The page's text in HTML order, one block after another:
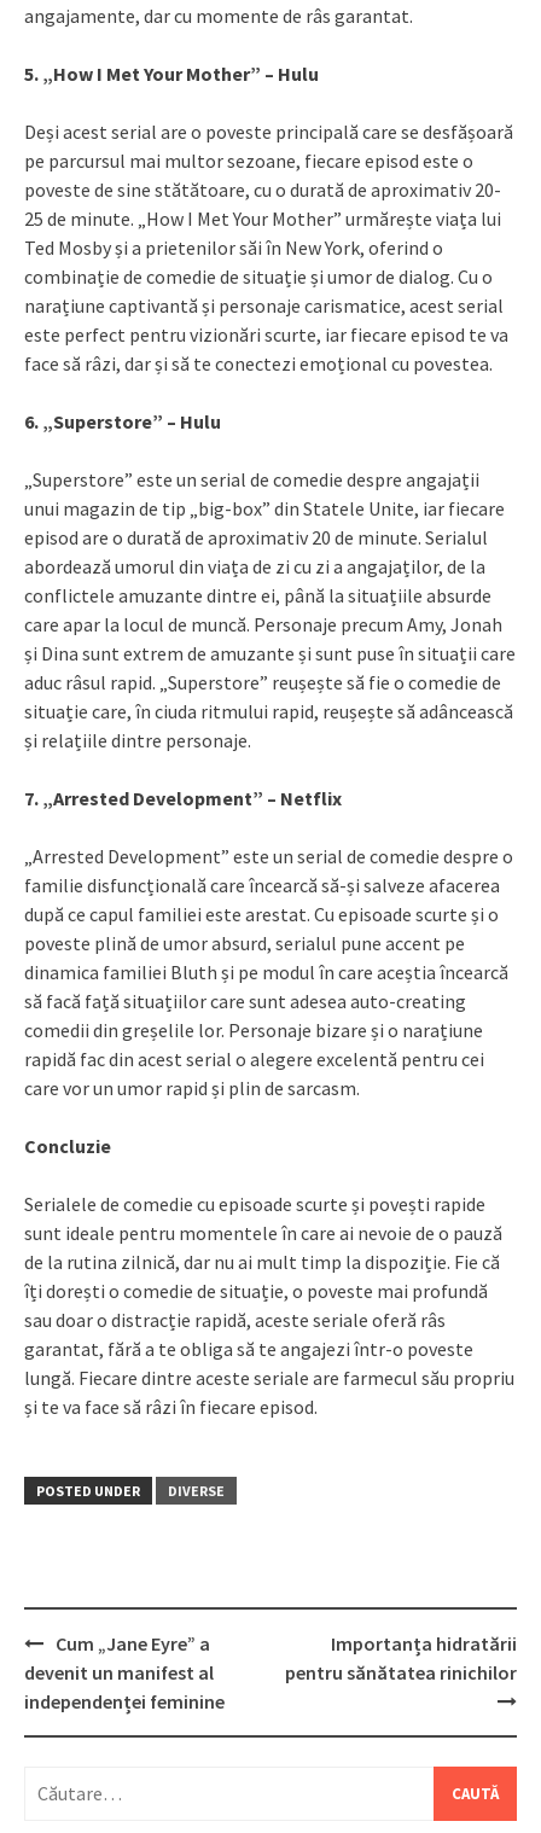
angajamente, dar cu momente de râs garantat.
5. „How I Met Your Mother” – Hulu
Deși acest serial are o poveste principală care se desfășoară
pe parcursul mai multor sezoane, fiecare episod este o
poveste de sine stătătoare, cu o durată de aproximativ 20-
25 de minute. „How I Met Your Mother” urmărește viața lui
Ted Mosby și a prietenilor săi în New York, oferind o
combinație de comedie de situație și umor de dialog. Cu o
narațiune captivantă și personaje carismatice, acest serial
este perfect pentru vizionări scurte, iar fiecare episod te va
face să râzi, dar și să te conectezi emoțional cu povestea.
6. „Superstore” – Hulu
„Superstore” este un serial de comedie despre angajații
unui magazin de tip „big-box” din Statele Unite, iar fiecare
episod are o durată de aproximativ 20 de minute. Serialul
abordează umorul din viața de zi cu zi a angajaților, de la
conflictele amuzante dintre ei, până la situațiile absurde
care apar la locul de muncă. Personaje precum Amy, Jonah
și Dina sunt extrem de amuzante și sunt puse în situații care
aduc râsul rapid. „Superstore” reușește să fie o comedie de
situație care, în ciuda ritmului rapid, reușește să adâncească
și relațiile dintre personaje.
7. „Arrested Development” – Netflix
„Arrested Development” este un serial de comedie despre o
familie disfuncțională care încearcă să-și salveze afacerea
după ce capul familiei este arestat. Cu episoade scurte și o
poveste plină de umor absurd, serialul pune accent pe
dinamica familiei Bluth și pe modul în care aceștia încearcă
să facă față situațiilor care sunt adesea auto-creating
comedii din greșelile lor. Personaje bizare și o narațiune
rapidă fac din acest serial o alegere excelentă pentru cei
care vor un umor rapid și plin de sarcasm.
Concluzie
Serialele de comedie cu episoade scurte și povești rapide
sunt ideale pentru momentele în care ai nevoie de o pauză
de la rutina zilnică, dar nu ai mult timp la dispoziție. Fie că
îți dorești o comedie de situație, o poveste mai profundă
sau doar o distracție rapidă, aceste seriale oferă râs
garantat, fără a te obliga să te angajezi într-o poveste
lungă. Fiecare dintre aceste seriale are farmecul său propriu
și te va face să râzi în fiecare episod.
POSTED UNDER DIVERSE
Post
navigation
Cum „Jane Eyre” a
devenit un manifest al
independenței feminine
Importanța hidratării
pentru sănătatea rinichilor
după: